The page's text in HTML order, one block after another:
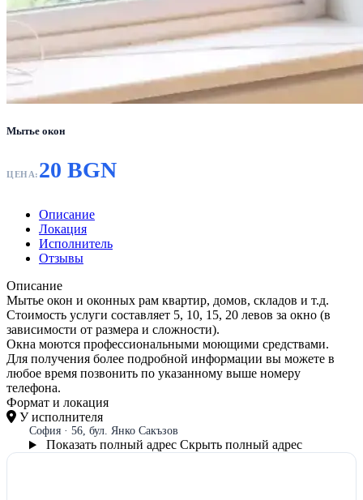
Мытье окон
ЦЕНА: 20 BGN
Описание
Локация
Исполнитель
Отзывы
Описание
Мытье окон и оконных рам квартир, домов, складов и т.д.
Стоимость услуги составляет 5, 10, 15, 20 левов за окно (в
зависимости от размера и сложности).
Окна моются профессиональными моющими средствами.
Для получения более подробной информации вы можете в
любое время позвонить по указанному выше номеру
телефона.
Формат и локация
У исполнителя
София · 56, бул. Янко Сакъзов
Показать полный адрес Скрыть полный адрес